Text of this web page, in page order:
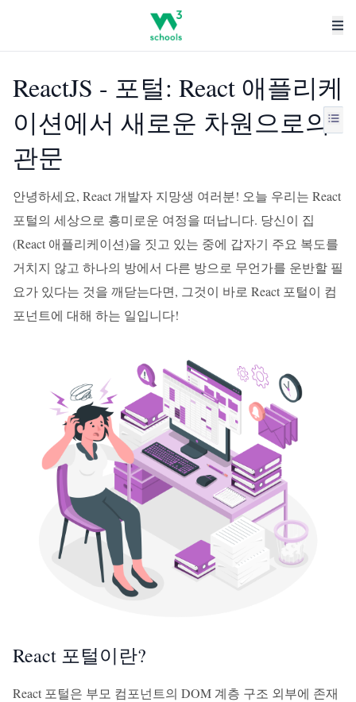
ReactJS - 포털: React 애플리케
이션에서 새로운 차원으로의
관문
안녕하세요, React 개발자 지망생 여러분! 오늘 우리는 React
포털의 세상으로 흥미로운 여정을 떠납니다. 당신이 집
(React 애플리케이션)을 짓고 있는 중에 갑자기 주요 복도를
거치지 않고 하나의 방에서 다른 방으로 무언가를 운반할 필
요가 있다는 것을 깨닫는다면, 그것이 바로 React 포털이 컴
포넌트에 대해 하는 일입니다!
React 포털이란?
React 포털은 부모 컴포넌트의 DOM 계층 구조 외부에 존재